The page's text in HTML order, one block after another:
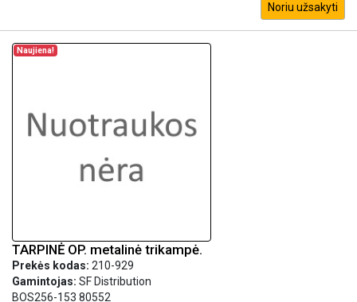
Noriu užsakyti
Naujiena!
TARPINĖ OP. metalinė trikampė.
Prekės kodas: 210-929
Gamintojas: SF Distribution
BOS256-153 80552